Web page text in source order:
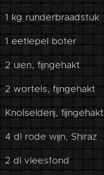
1 kg runderbraadstuk
1 eetlepel boter
2 uien, fijngehakt
2 wortels, fijngehakt
Knolselderij, fijngehakt
4 dl rode wijn, Shiraz
2 dl vleesfond